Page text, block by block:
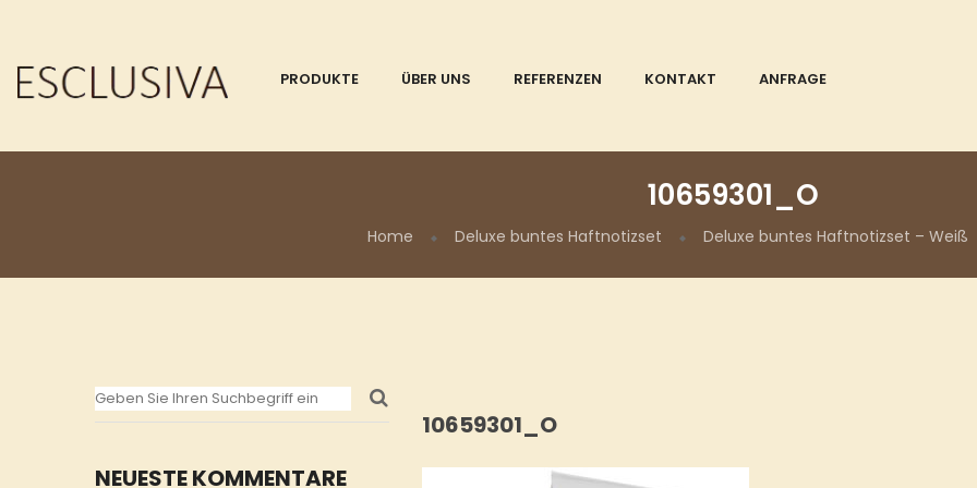
PRODUKTE ÜBER UNS REFERENZEN KONTAKT ANFRAGE
10659301_O
Home Deluxe buntes Haftnotizset Deluxe buntes Haftnotizset – Weiß
NEUESTE KOMMENTARE
10659301_O